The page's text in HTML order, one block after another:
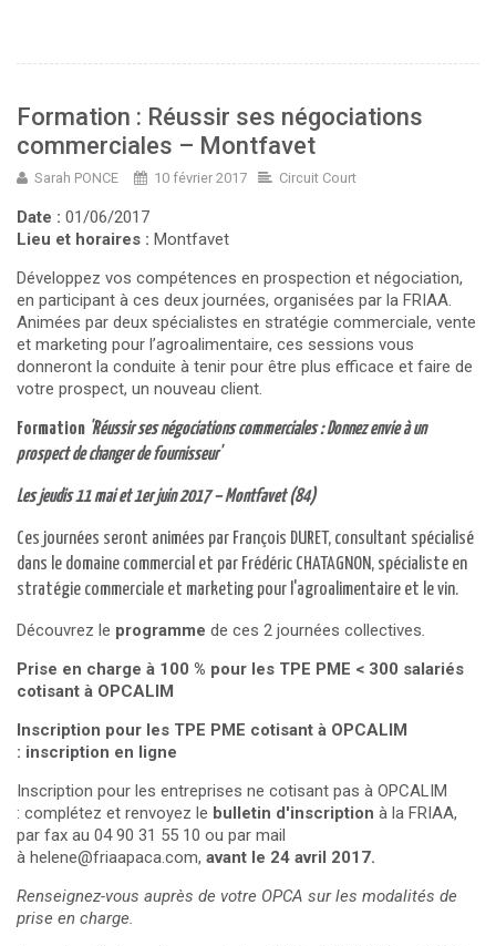
Formation : Réussir ses négociations
commerciales – Montfavet
Sarah PONCE 10 février 2017 Circuit Court
Date : 01/06/2017
Lieu et horaires : Montfavet
Développez vos compétences en prospection et négociation,
en participant à ces deux journées, organisées par la FRIAA.
Animées par deux spécialistes en stratégie commerciale, vente
et marketing pour l’agroalimentaire, ces sessions vous
donneront la conduite à tenir pour être plus efficace et faire de
votre prospect, un nouveau client.
Formation 'Réussir ses négociations commerciales :Donnez envie à un
prospect de changer de fournisseur'
Les jeudis 11 mai et 1er juin 2017 –Montfavet (84)
Ces journées seront animées par François DURET, consultant spécialisé
dans le domaine commercial et par Frédéric CHATAGNON, spécialiste en
stratégie commerciale et marketing pour l'agroalimentaire et le vin.
Découvrez le programme de ces 2 journées collectives.
Prise en charge à 100 % pour les TPE PME < 300 salariés
cotisant à OPCALIM
Inscription pour les TPE PME cotisant à OPCALIM
: inscription en ligne
Inscription pour les entreprises ne cotisant pas à OPCALIM
: complétez et renvoyez le bulletin d'inscription à la FRIAA,
par fax au 04 90 31 55 10 ou par mail
à helene@friaapaca.com, avant le 24 avril 2017.
Renseignez-vous auprès de votre OPCA sur les modalités de
prise en charge.